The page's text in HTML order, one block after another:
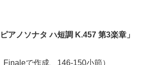
アノソナタ ハ短調 K.457 第3楽章」
で作成、146-150小節）